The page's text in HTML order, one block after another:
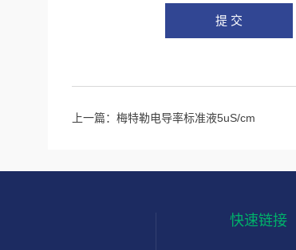
上一篇： 梅特勒电导率标准液5uS/cm
快速链接